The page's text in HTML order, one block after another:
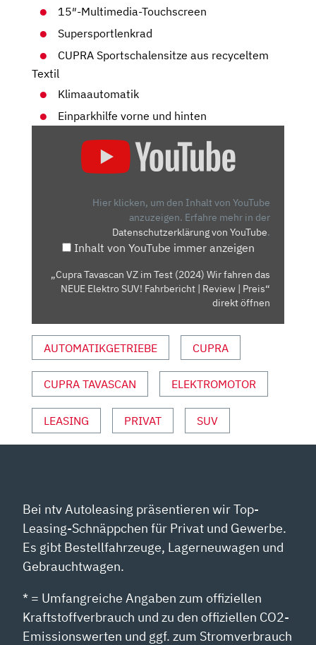
15″-Multimedia-Touchscreen
Supersportlenkrad
CUPRA Sportschalensitze aus recyceltem
Textil
Klimaautomatik
Einparkhilfe vorne und hinten
TAVASCAN
FAHREN
FAHRBERICHT
REVIEW
VON
YOUTUBE
Hier klicken, um den Inhalt von YouTube
anzuzeigen. Erfahre mehr in der
Datenschutzerklärung von YouTube.
Inhalt von YouTube immer anzeigen
„Cupra Tavascan VZ im Test (2024) Wir fahren das
NEUE Elektro SUV! Fahrbericht | Review | Preis“
direkt öffnen
AUTOMATIKGETRIEBE CUPRA
CUPRA TAVASCAN ELEKTROMOTOR
LEASING PRIVAT SUV
Bei ntv Autoleasing präsentieren wir Top-
Leasing-Schnäppchen für Privat und Gewerbe.
Es gibt Bestellfahrzeuge, Lagerneuwagen und
Gebrauchtwagen.
* = Umfangreiche Angaben zum offiziellen
Kraftstoffverbrauch und zu den offiziellen CO2-
Emissionswerten und ggf. zum Stromverbrauch